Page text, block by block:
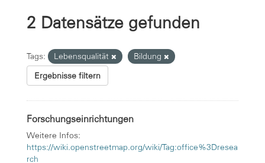
2 Datensätze gefunden
Tags: Lebensqualität
Bildung
Ergebnisse filtern
Forschungseinrichtungen
Weitere Infos:
https://wiki.openstreetmap.org/wiki/Tag:office%3Dresea
rch